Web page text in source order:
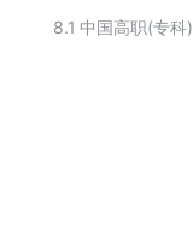
8.1